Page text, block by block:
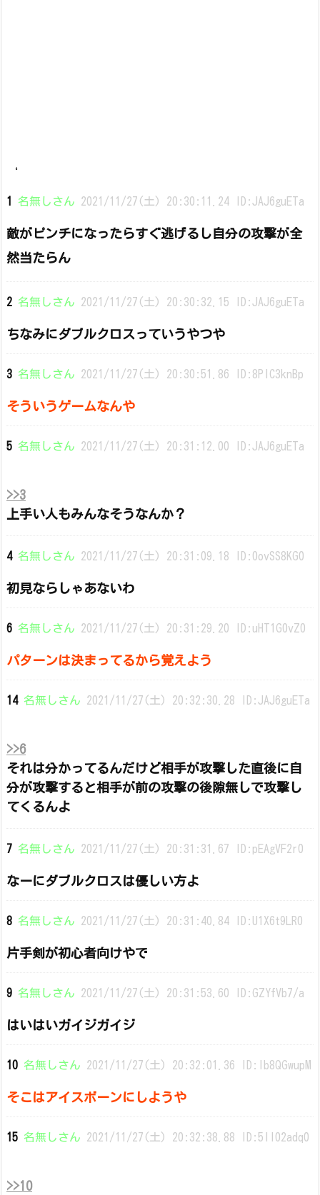
‘
1 名無しさん 2021/11/27(土) 20:30:11.24 ID:JAJ6guETa
敵がピンチになったらすぐ逃げるし自分の攻撃が全
然当たらん
2 名無しさん 2021/11/27(土) 20:30:32.15 ID:JAJ6guETa
ちなみにダブルクロスっていうやつや
3 名無しさん 2021/11/27(土) 20:30:51.86 ID:8PlC3knBp
そういうゲームなんや
5 名無しさん 2021/11/27(土) 20:31:12.00 ID:JAJ6guETa
>>3
上手い人もみんなそうなんか？
4 名無しさん 2021/11/27(土) 20:31:09.18 ID:0ovSS8KG0
初見ならしゃあないわ
6 名無しさん 2021/11/27(土) 20:31:29.20 ID:uHT1G0vZ0
パターンは決まってるから覚えよう
14 名無しさん 2021/11/27(土) 20:32:30.28 ID:JAJ6guETa
>>6
それは分かってるんだけど相手が攻撃した直後に自
分が攻撃すると相手が前の攻撃の後隙無しで攻撃し
てくるんよ
7 名無しさん 2021/11/27(土) 20:31:31.67 ID:pEAgVF2r0
なーにダブルクロスは優しい方よ
8 名無しさん 2021/11/27(土) 20:31:40.84 ID:U1X6t9LR0
片手剣が初心者向けやで
9 名無しさん 2021/11/27(土) 20:31:53.60 ID:GZYfVb7/a
はいはいガイジガイジ
10 名無しさん 2021/11/27(土) 20:32:01.36 ID:lb8QGwupM
そこはアイスボーンにしようや
15 名無しさん 2021/11/27(土) 20:32:38.88 ID:5lI02adq0
>>10